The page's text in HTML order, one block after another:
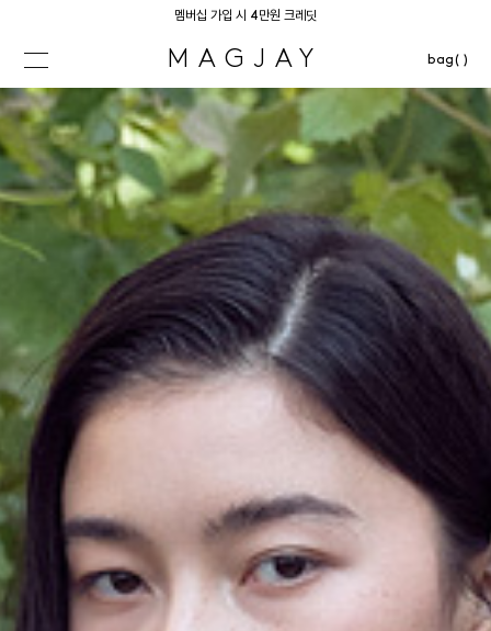
멤버십 가입 시 4만원 크레딧
MAGJAY bag( )